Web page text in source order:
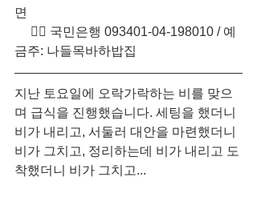
면
금주: 나들목바하밥집
지난 토요일에 오락가락하는 비를 맞으
며 급식을 진행했습니다. 세팅을 했더니
비가 내리고, 서둘러 대안을 마련했더니
비가 그치고, 정리하는데 비가 내리고 도
착했더니 비가 그치고...